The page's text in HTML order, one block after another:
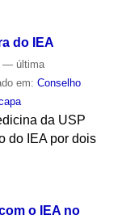
do IEA
— última
em: Conselho
da USP
do IEA por dois
o IEA no